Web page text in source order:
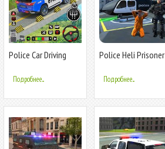
Police Car Driving
Подробнее...
Police Heli Prisoner
Симулятор полетов
Подробнее...